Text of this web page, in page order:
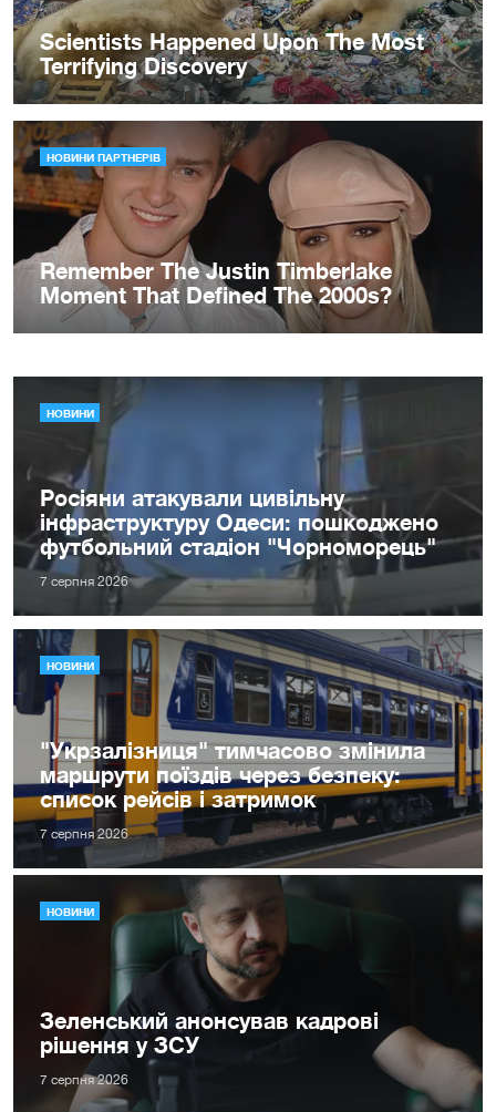
НОВИНИ
Росіяни атакували цивільну
інфраструктуру Одеси: пошкоджено
футбольний стадіон "Чорноморець"
7 серпня 2026
НОВИНИ
"Укрзалізниця" тимчасово змінила
маршрути поїздів через безпеку:
список рейсів і затримок
7 серпня 2026
НОВИНИ
Зеленський анонсував кадрові
рішення у ЗСУ
7 серпня 2026